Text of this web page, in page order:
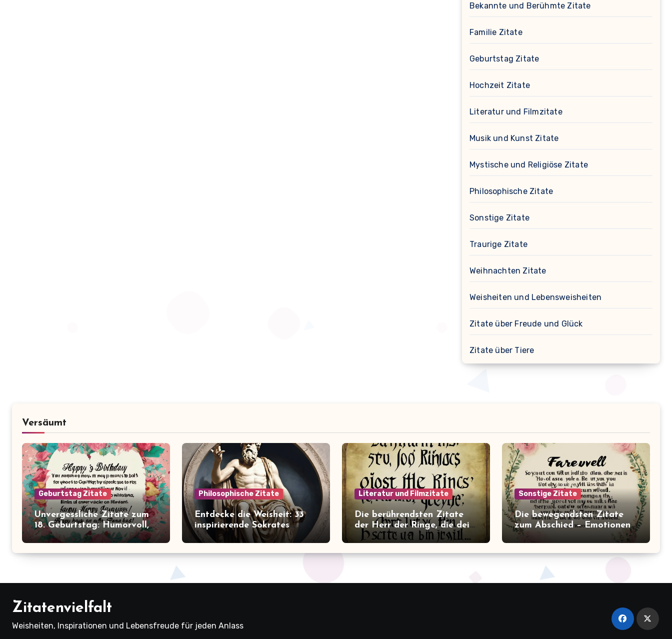
Bekannte und Berühmte Zitate
Familie Zitate
Geburtstag Zitate
Hochzeit Zitate
Literatur und Filmzitate
Musik und Kunst Zitate
Mystische und Religiöse Zitate
Philosophische Zitate
Sonstige Zitate
Traurige Zitate
Weihnachten Zitate
Weisheiten und Lebensweisheiten
Zitate über Freude und Glück
Zitate über Tiere
Versäumt
Geburtstag Zitate
Unvergessliche Zitate zum
18. Geburtstag: Humorvoll,
nachdenklich und
inspirierend!
Philosophische Zitate
Entdecke die Weisheit: 33
inspirierende Sokrates
Zitate, die dein Leben
verändern werden
Literatur und Filmzitate
Die berührendsten Zitate
der Herr der Ringe, die dein
Herz erobern werden!
Sonstige Zitate
Die bewegendsten Zitate
zum Abschied – Emotionen
in Worte gefasst
Zitatenvielfalt
Weisheiten, Inspirationen und Lebensfreude für jeden Anlass